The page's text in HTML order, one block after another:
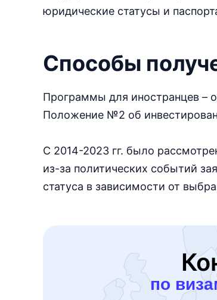
юридические статусы и
Способы
Программы для иностранцев –
Положение №2 об
С 2014-2023 гг. было
из-за политических событий
статуса в зависимости от
по